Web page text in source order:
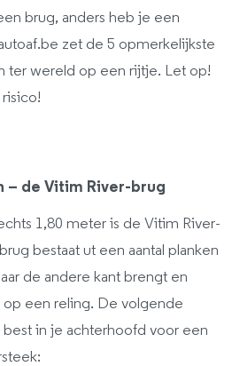
brug, anders heb je een
zet de 5 opmerkelijkste
ter wereld op een rijtje. Let op!
– de Vitim River-brug
1,80 meter is de Vitim River-
bestaat ut een aantal planken
de andere kant brengt en
een reling. De volgende
in je achterhoofd voor een